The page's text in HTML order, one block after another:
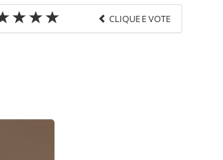
CLIQUE E VOTE
2017/01/brasil-cai-30-mas-aerop-
ferramentas oferecidas na página.
é protegido pela legislação